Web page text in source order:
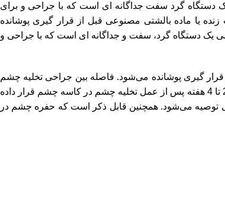
گرد سفت جداگانه ای است که با جراحی و برای
یا ماده بالشتی مصنوعی قبل از قرار گیری پوشانده
یک دستگاه گرد، سفت و جداگانه ای است که با جراحی و
قرار گیری پوشانده می‌شود. فاصله بین جراحی تخلیه چشم
و قرار دادن پروتز بستگی به نظر پزشک دارد. معمولا اولین پروتز چشم باید بین 2 تا 4 هفته پس از عمل تخلیه چشم در کاسه چشم قرار داده
توصیه می‌شود. همچنین قابل ذکر است که حفره چشم در